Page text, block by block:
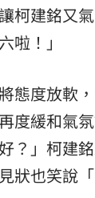
柯建銘又
啦！」
態度放軟
度緩和氣
？」柯建
狀也笑說「